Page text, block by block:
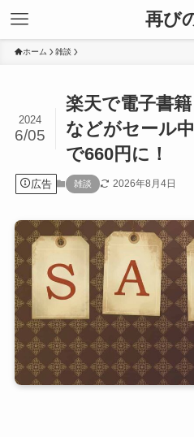
再び
ホーム 雑談
楽天で電子書籍
などがセール
で660円に！
2024
6/05
広告 雑談 2026年8月4日